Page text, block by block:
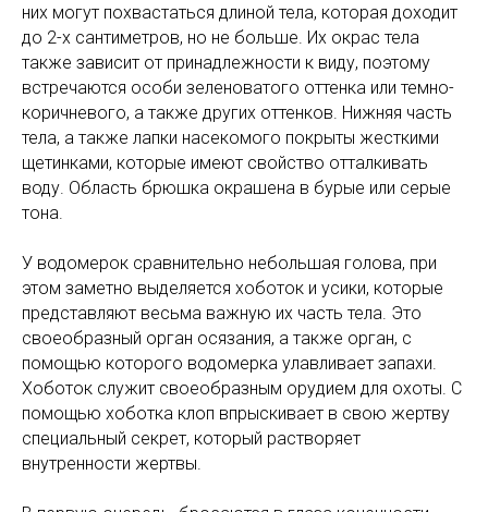
них могут похвастаться длиной тела, которая доходит
до 2-х сантиметров, но не больше. Их окрас тела
также зависит от принадлежности к виду, поэтому
встречаются особи зеленоватого оттенка или темно-
коричневого, а также других оттенков. Нижняя часть
тела, а также лапки насекомого покрыты жесткими
щетинками, которые имеют свойство отталкивать
воду. Область брюшка окрашена в бурые или серые
тона.
У водомерок сравнительно небольшая голова, при
этом заметно выделяется хоботок и усики, которые
представляют весьма важную их часть тела. Это
своеобразный орган осязания, а также орган, с
помощью которого водомерка улавливает запахи.
Хоботок служит своеобразным орудием для охоты. С
помощью хоботка клоп впрыскивает в свою жертву
специальный секрет, который растворяет
внутренности жертвы.